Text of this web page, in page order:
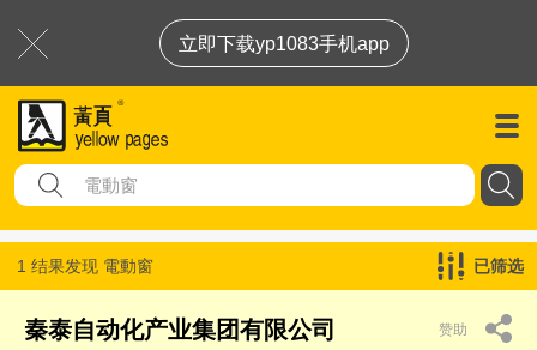
立即下载yp1083手机app
1 结果发现 電動窗 已筛选
秦泰自动化产业集团有限公司 赞助